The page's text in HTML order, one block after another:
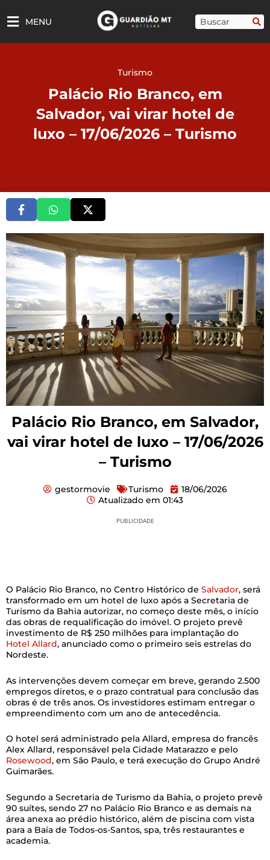
para
MENU Pesquisar
Turismo
Palácio Rio Branco, em
Salvador, vai virar hotel de
luxo – 17/06/2026 – Turismo
Palácio Rio Branco, em Salvador,
vai virar hotel de luxo – 17/06/2026
– Turismo
gestormovie Turismo
18/06/2026
Atualizado em 01:43
PUBLICIDADE
O Palácio Rio Branco, no Centro Histórico de Salvador, será
transformado em um hotel de luxo após a Secretaria de
Turismo da Bahia autorizar, no começo deste mês, o início
das obras de requalificação do imóvel. O projeto prevê
investimento de R$ 250 milhões para implantação do
Hotel Allard, anunciado como o primeiro seis estrelas do
Nordeste.
As intervenções devem começar em breve, gerando 2.500
empregos diretos, e o prazo contratual para conclusão das
obras é de três anos. Os investidores estimam entregar o
empreendimento com um ano de antecedência.
O hotel será administrado pela Allard, empresa do francês
Alex Allard, responsável pela Cidade Matarazzo e pelo
Rosewood, em São Paulo, e terá execução do Grupo André
Guimarães.
Segundo a Secretaria de Turismo da Bahia, o projeto prevê
90 suítes, sendo 27 no Palácio Rio Branco e as demais na
área anexa ao prédio histórico, além de piscina com vista
para a Baía de Todos-os-Santos, spa, três restaurantes e
academia.